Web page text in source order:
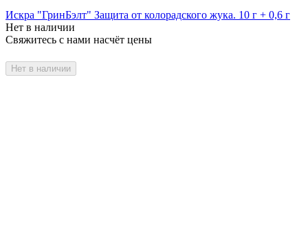
Искра "ГринБэлт" Защита от колорадского жука. 10 г + 0,6 г
Нет в наличии
Свяжитесь с нами насчёт цены
Нет в наличии